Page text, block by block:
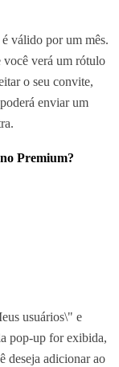
válido por um mês.
você verá um rótulo
o seu convite,
enviar um
Premium?
usuários\" e
pop-up for exibida,
deseja adicionar ao